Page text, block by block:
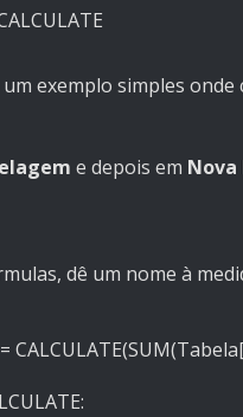
um exemplo simples
e depois em Nova
dê um nome à